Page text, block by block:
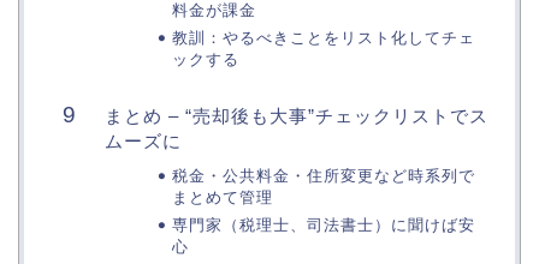
料金が課金
教訓：やるべきことをリスト化してチェ
ックする
まとめ – “売却後も大事”チェックリストでス
ムーズに
税金・公共料金・住所変更など時系列で
まとめて管理
専門家（税理士、司法書士）に聞けば安
心